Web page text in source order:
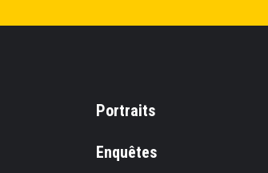
Portraits
Enquêtes